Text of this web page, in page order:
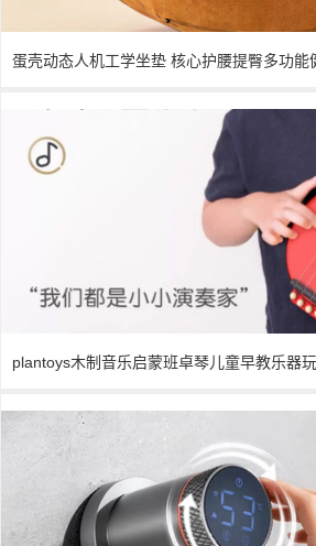
蛋壳动态人机工学坐垫 核心护腰提臀多功能
量平衡支撑
plantoys木制音乐启蒙班卓琴儿童早教乐器